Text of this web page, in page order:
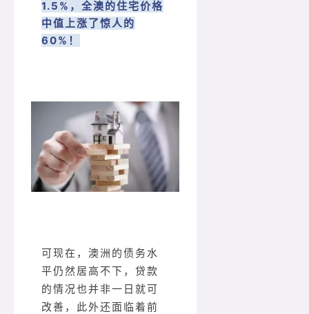
1.5%，全澳的住宅价格
中值上涨了惊人的
60%！
可现在，澳洲的债务水
平仍然居高不下，贷款
的情况也并非一日就可
改善，此外还面临着前